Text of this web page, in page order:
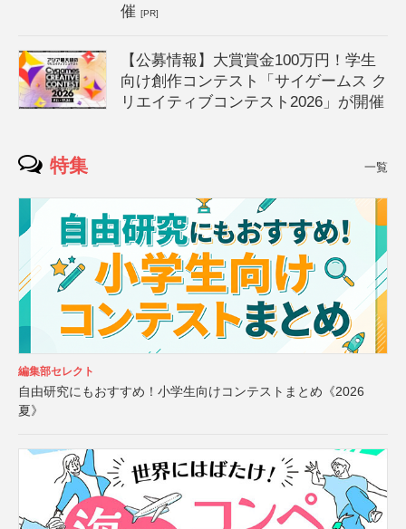
催[PR]
【公募情報】大賞賞金100万円！学生
向け創作コンテスト「サイゲームス ク
リエイティブコンテスト2026」が開催
特集 一覧
編集部セレクト
自由研究にもおすすめ！小学生向けコンテストまとめ《2026
夏》